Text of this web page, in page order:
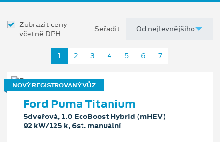
Zobrazit ceny
včetně DPH
Seřadit
1 2 3 4 5 6 7
NOVÝ REGISTROVANÝ VŮZ
Ford Puma Titanium
5dveřová, 1.0 EcoBoost Hybrid (mHEV)
92 kW/125 k, 6st. manuální